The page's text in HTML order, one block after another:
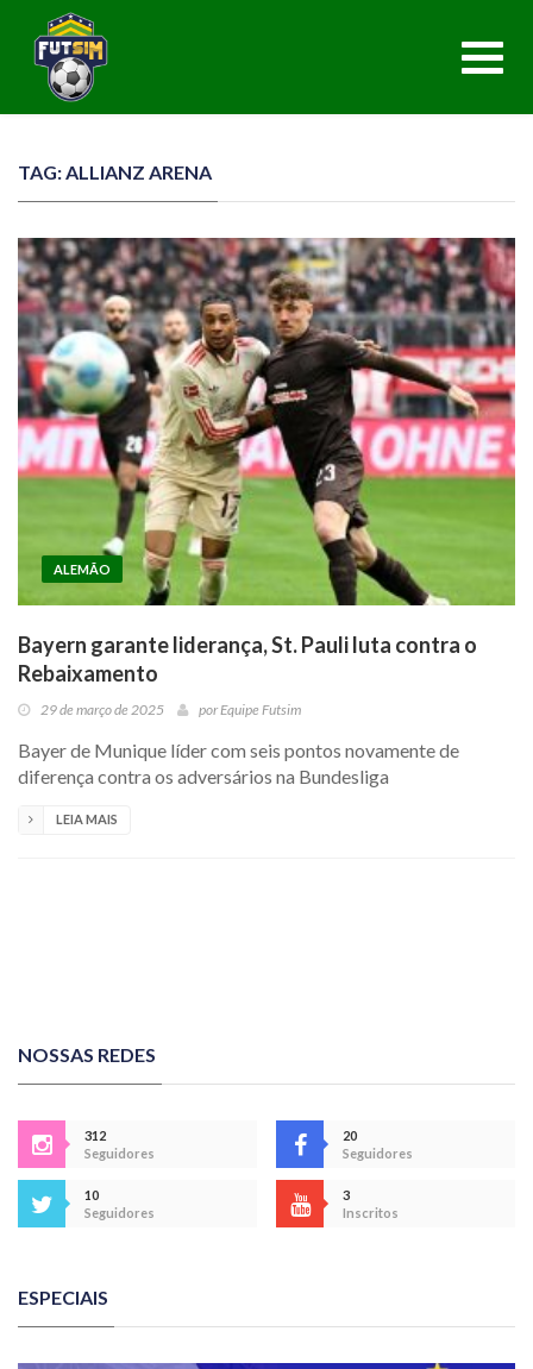
TAG: ALLIANZ ARENA
ALEMÃO
Bayern garante liderança, St. Pauli luta contra o
Rebaixamento
29 de março de 2025 por Equipe Futsim
Bayer de Munique líder com seis pontos novamente de
diferença contra os adversários na Bundesliga
LEIA MAIS
NOSSAS REDES
312
Seguidores
20
Seguidores
10
Seguidores
3
Inscritos
ESPECIAIS